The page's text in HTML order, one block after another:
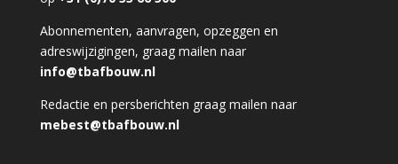
Abonnementen, aanvragen, opzeggen en
adreswijzigingen, graag mailen naar
info@tbafbouw.nl
Redactie en persberichten graag mailen naar
mebest@tbafbouw.nl